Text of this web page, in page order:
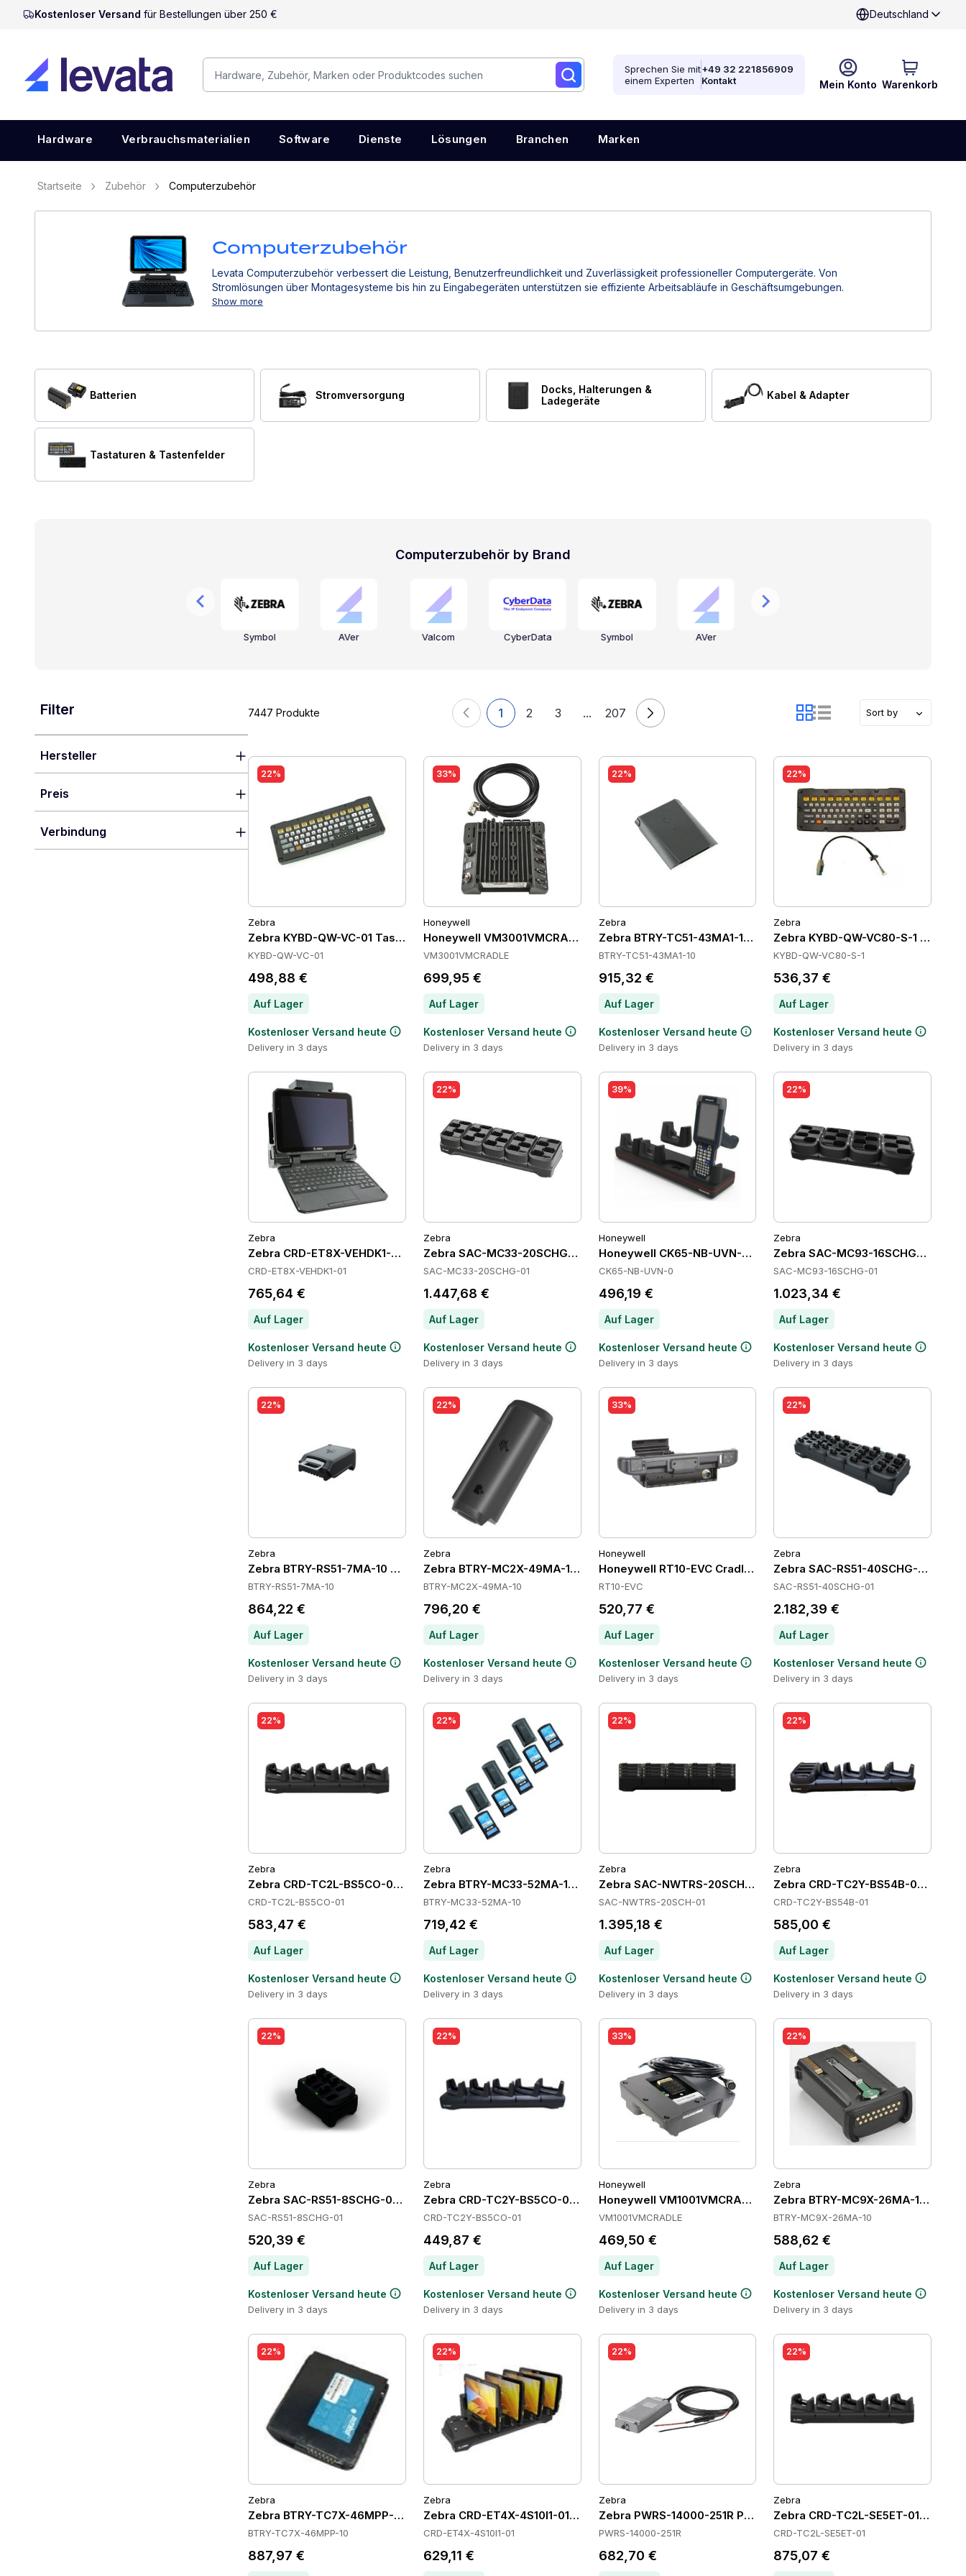
Kostenloser Versand für Bestellungen über 250 € Deutschland
Mein Konto Warenkorb
Sprechen Sie mit
einem Experten
+49 32 221856909
Kontakt
Hardware Verbrauchsmaterialien Software Dienste Lösungen Branchen Marken
Startseite Zubehör Computerzubehör
Computerzubehör
Levata Computerzubehör verbessert die Leistung, Benutzerfreundlichkeit und Zuverlässigkeit professioneller Computergeräte. Von
Stromlösungen über Montagesysteme bis hin zu Eingabegeräten unterstützen sie effiziente Arbeitsabläufe in Geschäftsumgebungen.
Show more
Batterien Stromversorgung
Docks, Halterungen &
Ladegeräte
Kabel & Adapter
Tastaturen & Tastenfelder
Computerzubehör by Brand
Symbol AVer Valcom CyberData Symbol AVer
Filter
Hersteller
Preis
Verbindung
7447 Produkte 1 2 3 ... 207 Sort by
22%
Zebra
Zebra KYBD-QW-VC-01 Tastaturen
KYBD-QW-VC-01
498,88 €
Auf Lager
Kostenloser Versand heute
Delivery in 3 days
33%
Honeywell
Honeywell VM3001VMCRADLE Cradles
VM3001VMCRADLE
699,95 €
Auf Lager
Kostenloser Versand heute
Delivery in 3 days
22%
Zebra
Zebra BTRY-TC51-43MA1-10 Batteries
BTRY-TC51-43MA1-10
915,32 €
Auf Lager
Kostenloser Versand heute
Delivery in 3 days
22%
Zebra
Zebra KYBD-QW-VC80-S-1
KYBD-QW-VC80-S-1
536,37 €
Auf Lager
Kostenloser Versand heute
Delivery in 3 days
Zebra
Zebra CRD-ET8X-VEHDK1-01 Cradles
CRD-ET8X-VEHDK1-01
765,64 €
Auf Lager
Kostenloser Versand heute
Delivery in 3 days
22%
Zebra
Zebra SAC-MC33-20SCHG-01 Cradles
SAC-MC33-20SCHG-01
1.447,68 €
Auf Lager
Kostenloser Versand heute
Delivery in 3 days
39%
Honeywell
Honeywell CK65-NB-UVN-0 Cradles
CK65-NB-UVN-0
496,19 €
Auf Lager
Kostenloser Versand heute
Delivery in 3 days
22%
Zebra
Zebra SAC-MC93-16SCHG-01
SAC-MC93-16SCHG-01
1.023,34 €
Auf Lager
Kostenloser Versand heute
Delivery in 3 days
22%
Zebra
Zebra BTRY-RS51-7MA-10 Batteries
BTRY-RS51-7MA-10
864,22 €
Auf Lager
Kostenloser Versand heute
Delivery in 3 days
22%
Zebra
Zebra BTRY-MC2X-49MA-10 Batteries
BTRY-MC2X-49MA-10
796,20 €
Auf Lager
Kostenloser Versand heute
Delivery in 3 days
33%
Honeywell
Honeywell RT10-EVC Cradles
RT10-EVC
520,77 €
Auf Lager
Kostenloser Versand heute
Delivery in 3 days
22%
Zebra
Zebra SAC-RS51-40SCHG-01
SAC-RS51-40SCHG-01
2.182,39 €
Auf Lager
Kostenloser Versand heute
Delivery in 3 days
22%
Zebra
Zebra CRD-TC2L-BS5CO-01 Cradles
CRD-TC2L-BS5CO-01
583,47 €
Auf Lager
Kostenloser Versand heute
Delivery in 3 days
22%
Zebra
Zebra BTRY-MC33-52MA-10 Batteries
BTRY-MC33-52MA-10
719,42 €
Auf Lager
Kostenloser Versand heute
Delivery in 3 days
22%
Zebra
Zebra SAC-NWTRS-20SCH-01 Batteries
SAC-NWTRS-20SCH-01
1.395,18 €
Auf Lager
Kostenloser Versand heute
Delivery in 3 days
22%
Zebra
Zebra CRD-TC2Y-BS54B-01
CRD-TC2Y-BS54B-01
585,00 €
Auf Lager
Kostenloser Versand heute
Delivery in 3 days
22%
Zebra
Zebra SAC-RS51-8SCHG-01 Batteries
SAC-RS51-8SCHG-01
520,39 €
Auf Lager
Kostenloser Versand heute
Delivery in 3 days
22%
Zebra
Zebra CRD-TC2Y-BS5CO-01 Cradles
CRD-TC2Y-BS5CO-01
449,87 €
Auf Lager
Kostenloser Versand heute
Delivery in 3 days
33%
Honeywell
Honeywell VM1001VMCRADLE Cradles
VM1001VMCRADLE
469,50 €
Auf Lager
Kostenloser Versand heute
Delivery in 3 days
22%
Zebra
Zebra BTRY-MC9X-26MA-10
BTRY-MC9X-26MA-10
588,62 €
Auf Lager
Kostenloser Versand heute
Delivery in 3 days
22%
Zebra
Zebra BTRY-TC7X-46MPP-10 Batteries
BTRY-TC7X-46MPP-10
887,97 €
22%
Zebra
Zebra CRD-ET4X-4S10I1-01 Cradles
CRD-ET4X-4S10I1-01
629,11 €
22%
Zebra
Zebra PWRS-14000-251R Power Supply
PWRS-14000-251R
682,70 €
22%
Zebra
Zebra CRD-TC2L-SE5ET-01 Cradles
CRD-TC2L-SE5ET-01
875,07 €